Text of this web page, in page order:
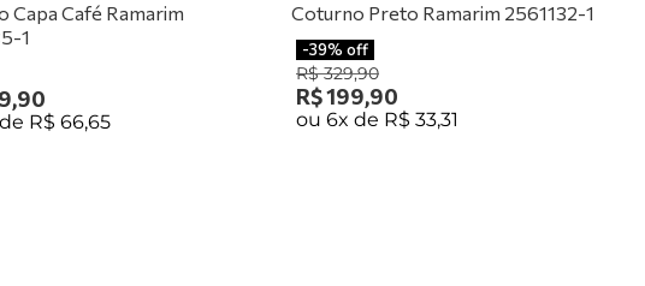
Capa Café Ramarim
1
,90
R$ 66,65
Coturno Preto Ramarim 2561132-1
-39% off
R$ 329,90
R$199,90
ou6x de R$ 33,31